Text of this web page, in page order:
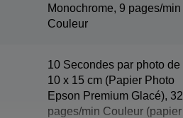
Monochrome, 9 pages/min
Couleur
10 Secondes par photo de
10 x 15 cm (Papier Photo
Epson Premium Glacé), 32
pages/min Couleur (papier